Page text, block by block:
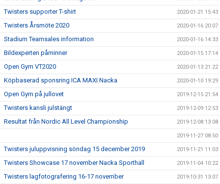
Twisters supporter T-shirt 2020-01-21 15:43
Twisters Årsmöte 2020 2020-01-16 20:07
Stadium Teamsales information 2020-01-16 14:33
Bildexperten påminner 2020-01-15 17:14
Open Gym VT2020 2020-01-13 21:22
Köpbaserad sponsring ICA MAXI Nacka 2020-01-10 19:29
Open Gym på jullovet 2019-12-15 21:54
Twisters kansli julstängt 2019-12-09 12:53
Resultat från Nordic All Level Championship 2019-12-08 13:08
2019-11-27 08:50
Twisters juluppvisning söndag 15 december 2019 2019-11-21 11:03
Twisters Showcase 17 november Nacka Sporthall 2019-11-04 10:22
Twisters lagfotografering 16-17 november 2019-10-31 13:07